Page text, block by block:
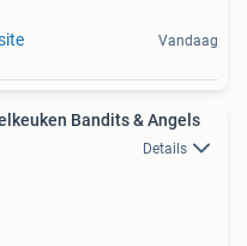
Vandaag
Bandits & Angels
Details